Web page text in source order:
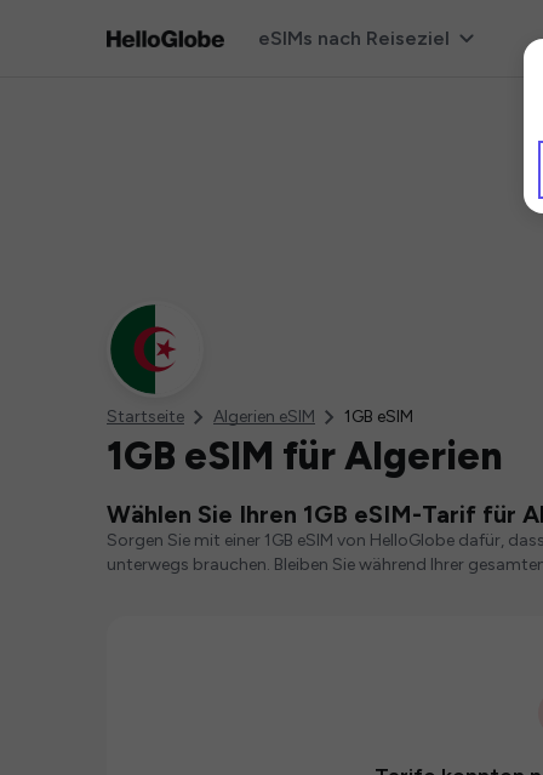
eSIMs nach Reiseziel
Startseite Algerien eSIM 1GB eSIM
1GB eSIM für Algerien
Wählen Sie Ihren 1GB eSIM-Tarif für
Sorgen Sie mit einer 1GB eSIM von HelloGlobe dafür,
unterwegs brauchen. Bleiben Sie während Ihrer